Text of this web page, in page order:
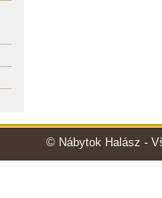
© Nábytok Halász -